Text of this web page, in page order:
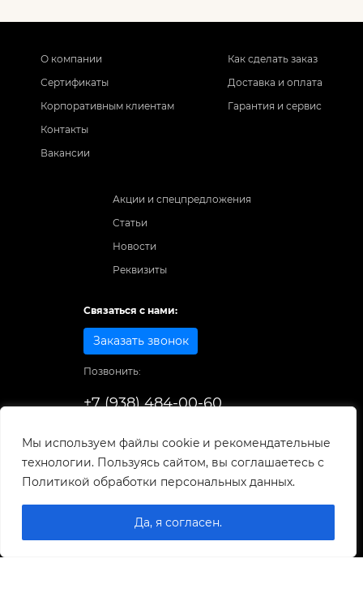
Мы используем файлы cookie и рекомендательные
технологии. Пользуясь сайтом, вы соглашаетесь с
Политикой обработки персональных данных.
Да, я согласен.
О компании
Сертификаты
Корпоративным клиентам
Контакты
Вакансии
Как сделать заказ
Доставка и оплата
Гарантия и сервис
Акции и спецпредложения
Статьи
Новости
Реквизиты
Связаться с нами:
Заказать звонок
Позвонить:
+7 (938) 484-00-60
© 1998-2025
0